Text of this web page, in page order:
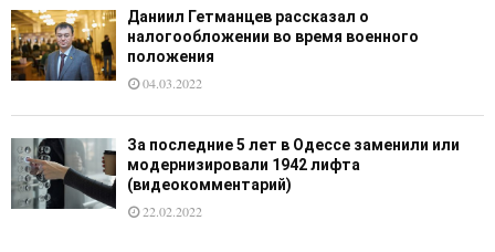
Даниил Гетманцев рассказал о
налогообложении во время военного
положения
04.03.2022
За последние 5 лет в Одессе заменили или
модернизировали 1942 лифта
(видеокомментарий)
22.02.2022